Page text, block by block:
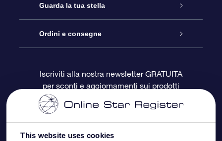
This website uses cookies
Contattaci
Blog
OSR Recensioni
Online Star Gift
Pacchetto regalo OSR
Gift Card OSR
Doni aziendali
Guarda la tua stella
Registro stellare
Star Page personalizzata
One Million Stars
Ordini e consegne
Informazioni di Pagamento
Iscriviti alla nostra newsletter GRATUITA
per sconti e aggiornamenti sui prodotti